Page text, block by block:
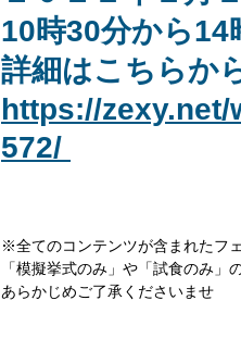
10時30分から14
詳細はこちらか
https://zexy.net/
572/
※全てのコンテンツが含まれたフ
「模擬挙式のみ」や「試食のみ」
あらかじめご了承くださいませ